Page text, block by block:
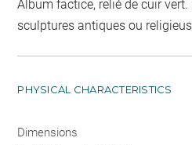
Album factice, relié de cuir
sculptures antiques ou
PHYSICAL CHARACTERISTICS
Dimensions